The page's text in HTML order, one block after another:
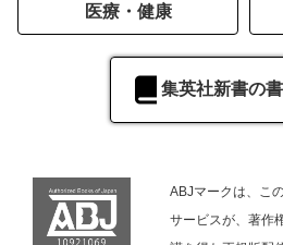
医療・健康
集英社新書の
ABJマークは、こ
サービスが、著作